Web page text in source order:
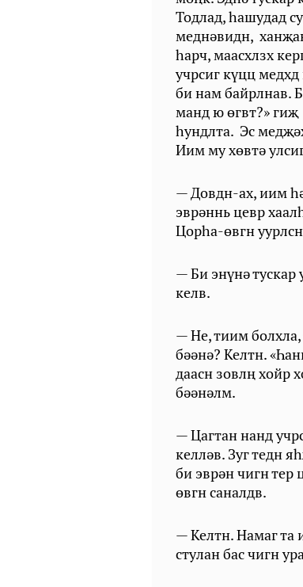
Тодлад, һашудад
меднәвидн,
һарч, маасхлзх
учрсиг күцц
би нам байрлнав.
манд ю өгвт?» гиҗ
һундлта. Эс
Иим му хөвтә
— Довдн-ах, иим
эврәннь цевр
Цорһа-өвгн
— Би энүнә
келв.
— Не, тиим
бәәнә? Келтн.
даасн зовлң хойр
бәәнәлм.
— Цагтан нанд
келләв. Зуг тедн
би эврән чигн
өвгн саналдв.
— Келтн. Намаг та
стулан бас чигн